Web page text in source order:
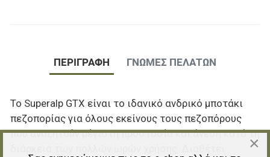
ΠΕΡΙΓΡΑΦΉ ΓΝΏΜΕΣ ΠΕΛΑΤΏΝ
Το Superalp GTX είναι το ιδανικό ανδρικό μποτάκι
πεζοπορίας για όλους εκείνους τους πεζοπόρους
που αναζητούν μέγιστη προστασία και άνεση κατά τη
×